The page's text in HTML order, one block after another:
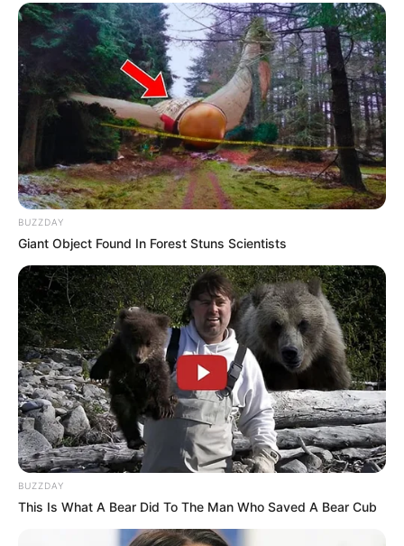
BUZZDAY
Giant Object Found In Forest Stuns Scientists
BUZZDAY
This Is What A Bear Did To The Man Who Saved A Bear Cub